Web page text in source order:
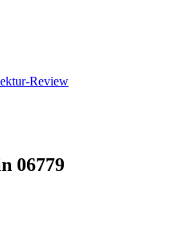
Review
06779